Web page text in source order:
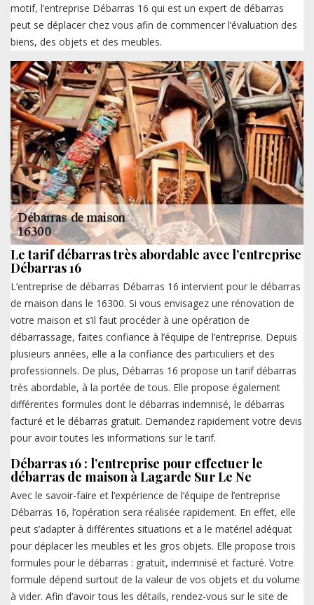
motif, l’entreprise Débarras 16 qui est un expert de débarras
peut se déplacer chez vous afin de commencer l’évaluation des
biens, des objets et des meubles.
Le tarif débarras très abordable avec l’entreprise
Débarras 16
L’entreprise de débarras Débarras 16 intervient pour le débarras
de maison dans le 16300. Si vous envisagez une rénovation de
votre maison et s’il faut procéder à une opération de
débarrassage, faites confiance à l’équipe de l’entreprise. Depuis
plusieurs années, elle a la confiance des particuliers et des
professionnels. De plus, Débarras 16 propose un tarif débarras
très abordable, à la portée de tous. Elle propose également
différentes formules dont le débarras indemnisé, le débarras
facturé et le débarras gratuit. Demandez rapidement votre devis
pour avoir toutes les informations sur le tarif.
Débarras 16 : l’entreprise pour effectuer le
débarras de maison à Lagarde Sur Le Ne
Avec le savoir-faire et l’expérience de l’équipe de l’entreprise
Débarras 16, l’opération sera réalisée rapidement. En effet, elle
peut s’adapter à différentes situations et a le matériel adéquat
pour déplacer les meubles et les gros objets. Elle propose trois
formules pour le débarras : gratuit, indemnisé et facturé. Votre
formule dépend surtout de la valeur de vos objets et du volume
à vider. Afin d’avoir tous les détails, rendez-vous sur le site de